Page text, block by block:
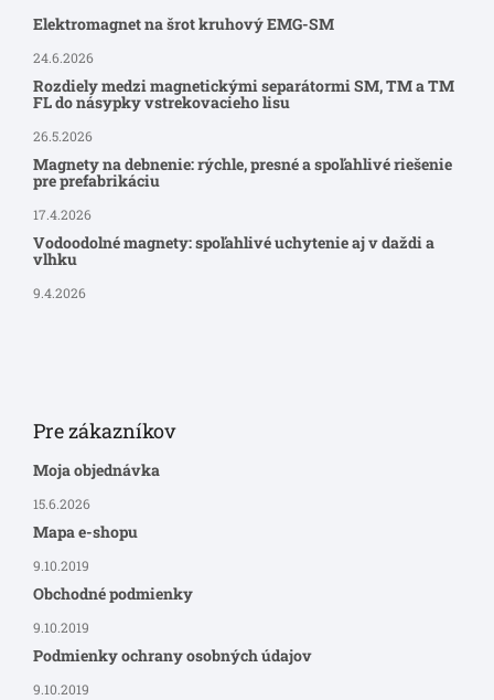
Elektromagnet na šrot kruhový EMG-SM
24.6.2026
Rozdiely medzi magnetickými separátormi SM, TM a TM
FL do násypky vstrekovacieho lisu
26.5.2026
Magnety na debnenie: rýchle, presné a spoľahlivé riešenie
pre prefabrikáciu
17.4.2026
Vodoodolné magnety: spoľahlivé uchytenie aj v daždi a
vlhku
9.4.2026
Pre zákazníkov
Moja objednávka
15.6.2026
Mapa e-shopu
9.10.2019
Obchodné podmienky
9.10.2019
Podmienky ochrany osobných údajov
9.10.2019